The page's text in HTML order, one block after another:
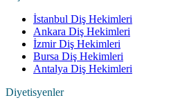
İstanbul Diş Hekimleri
Ankara Diş Hekimleri
İzmir Diş Hekimleri
Bursa Diş Hekimleri
Antalya Diş Hekimleri
Diyetisyenler